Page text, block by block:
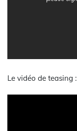
Le vidéo de teasing :